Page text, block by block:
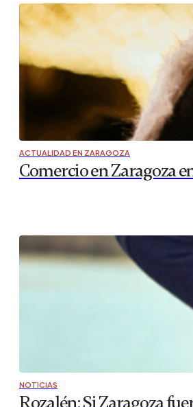
ACTUALIDAD EN ZARAGOZA
Comercio en Zaragoza
NOTICIAS
Rozalén: Si Zaragoza